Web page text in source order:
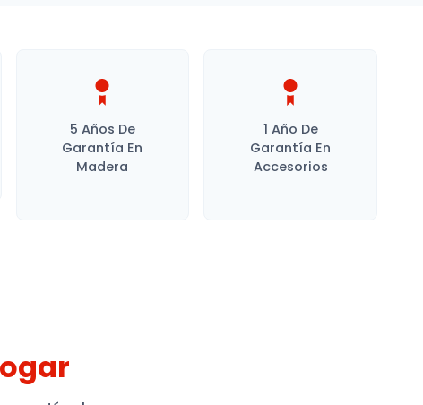
5 Años De
Garantía En
Madera
1 Año De
Garantía En
Accesorios